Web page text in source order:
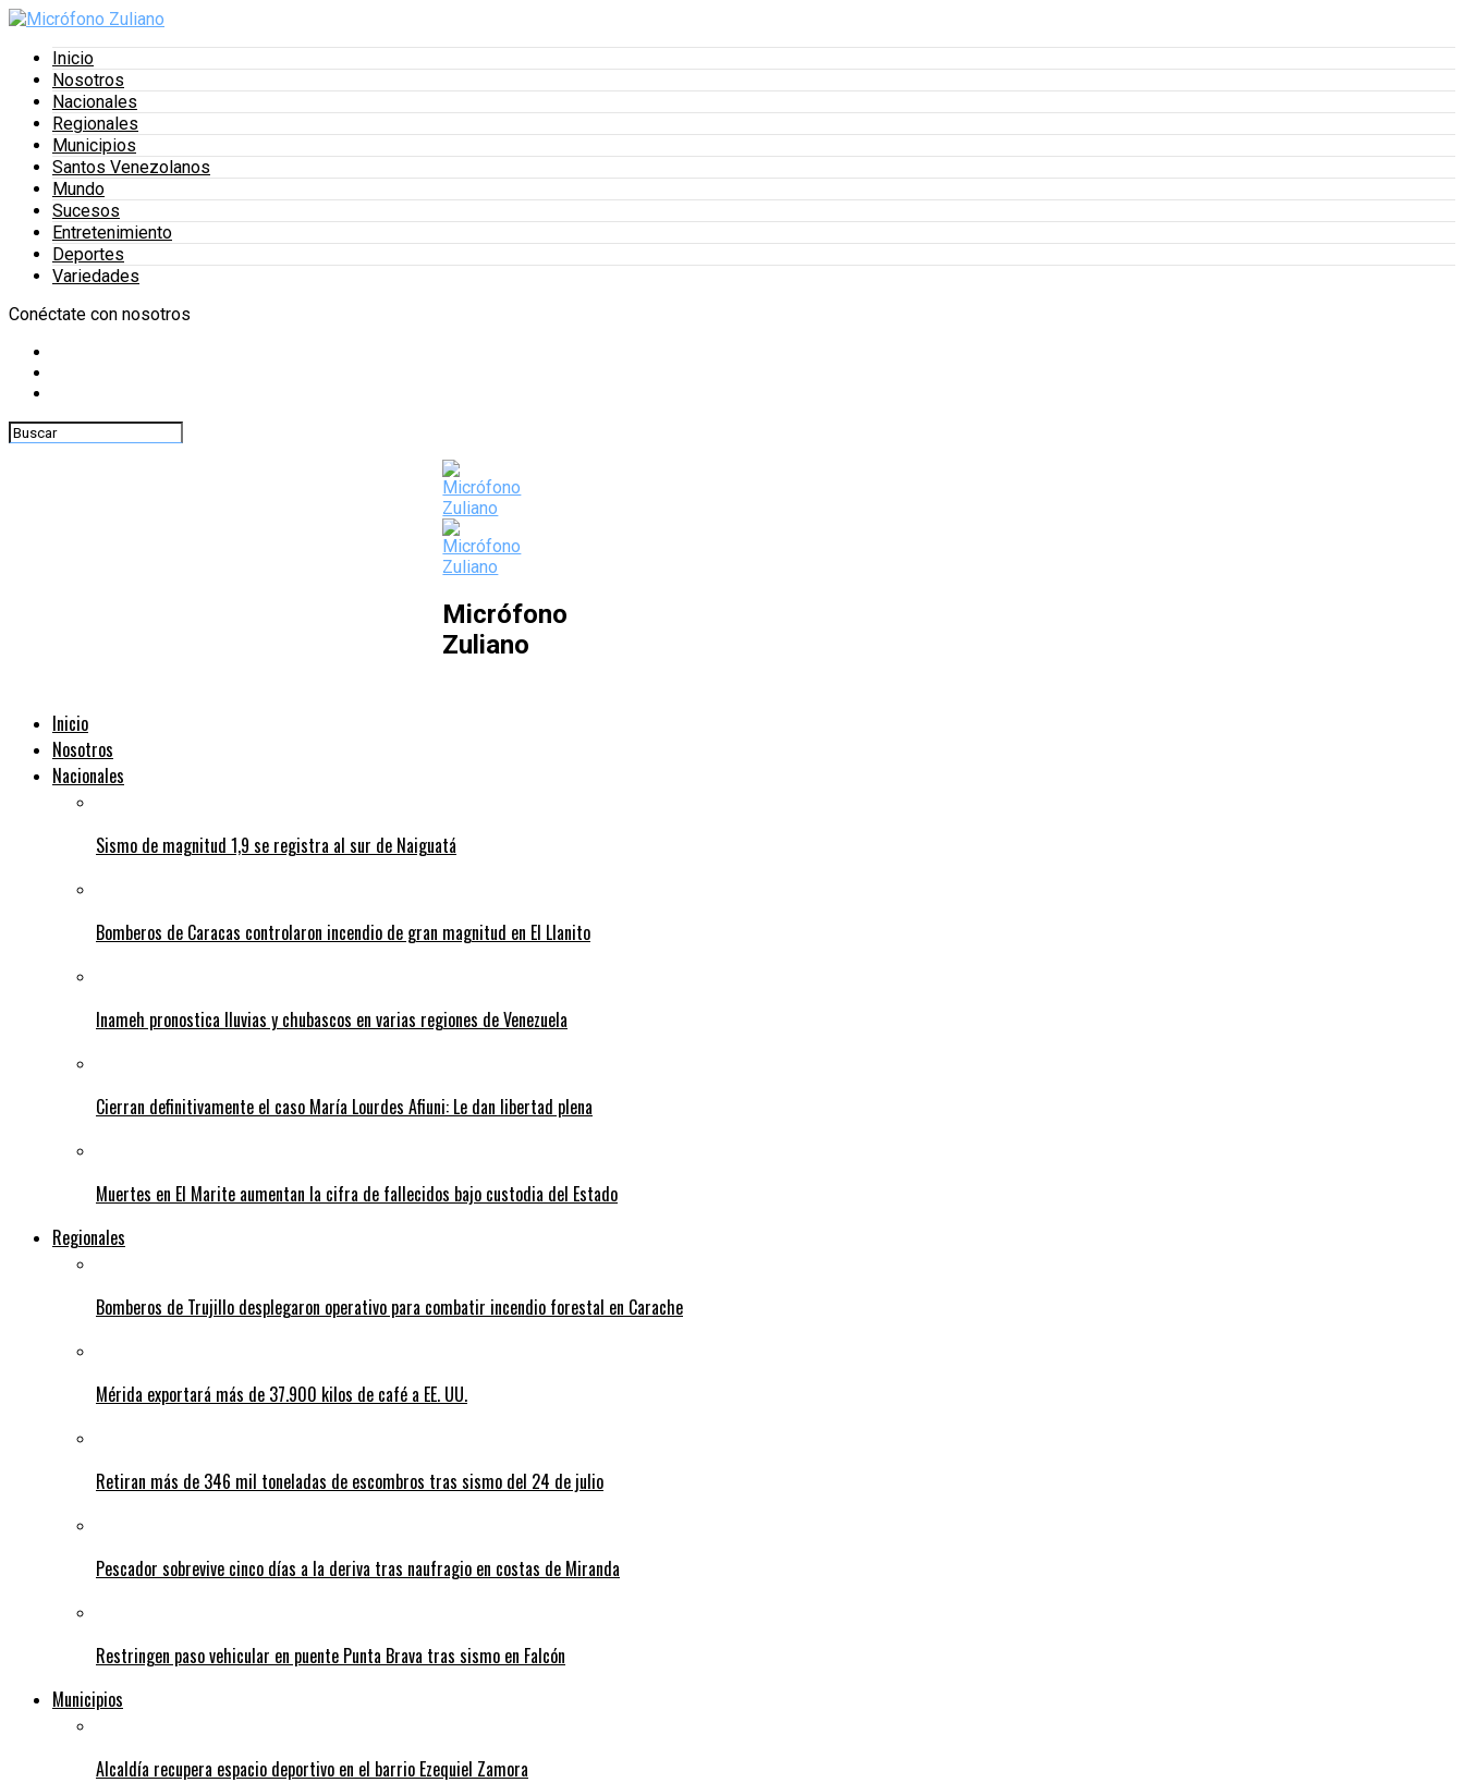
Inicio
Nosotros
Nacionales
Regionales
Municipios
Santos Venezolanos
Mundo
Sucesos
Entretenimiento
Deportes
Variedades
Conéctate con nosotros
Micrófono
Zuliano
Inicio
Nosotros
Nacionales
Sismo de magnitud 1,9 se registra al sur de Naiguatá
Bomberos de Caracas controlaron incendio de gran magnitud en El Llanito
Inameh pronostica lluvias y chubascos en varias regiones de Venezuela
Cierran definitivamente el caso María Lourdes Afiuni: Le dan libertad plena
Muertes en El Marite aumentan la cifra de fallecidos bajo custodia del Estado
Regionales
Bomberos de Trujillo desplegaron operativo para combatir incendio forestal en Carache
Mérida exportará más de 37.900 kilos de café a EE. UU.
Retiran más de 346 mil toneladas de escombros tras sismo del 24 de julio
Pescador sobrevive cinco días a la deriva tras naufragio en costas de Miranda
Restringen paso vehicular en puente Punta Brava tras sismo en Falcón
Municipios
Alcaldía recupera espacio deportivo en el barrio Ezequiel Zamora